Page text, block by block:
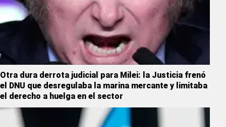
Otra dura derrota judicial para Milei: la Justicia frenó
el DNU que desregulaba la marina mercante y limitaba
el derecho a huelga en el sector